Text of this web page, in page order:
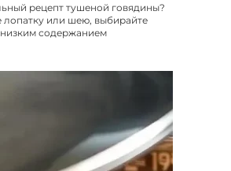
рецепт тушеной говядины?
лопатку или шею, выбирайте
содержанием